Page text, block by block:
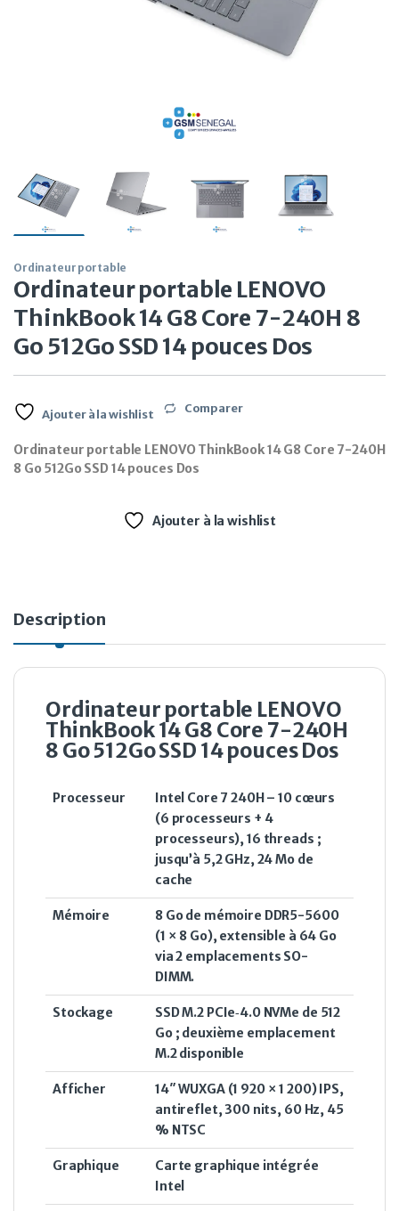
Ordinateur portable
Ordinateur portable LENOVO
ThinkBook 14 G8 Core 7-240H 8
Go 512Go SSD 14 pouces Dos
Ajouter à la wishlist Comparer
Ordinateur portable LENOVO ThinkBook 14 G8 Core 7-240H
8 Go 512Go SSD 14 pouces Dos
Ajouter à la wishlist
Description
Ordinateur portable LENOVO
ThinkBook 14 G8 Core 7-240H
8 Go 512Go SSD 14 pouces Dos
Processeur
Intel Core 7 240H – 10 cœurs
(6 processeurs + 4
processeurs), 16 threads ;
jusqu’à 5,2 GHz, 24 Mo de
cache
Mémoire
8 Go de mémoire DDR5-5600
(1 × 8 Go), extensible à 64 Go
via 2 emplacements SO-
DIMM.
Stockage
SSD M.2 PCIe‑4.0 NVMe de 512
Go ; deuxième emplacement
M.2 disponible
Afficher
14″ WUXGA (1 920 × 1 200) IPS,
antireflet, 300 nits, 60 Hz, 45
% NTSC
Graphique
Carte graphique intégrée
Intel